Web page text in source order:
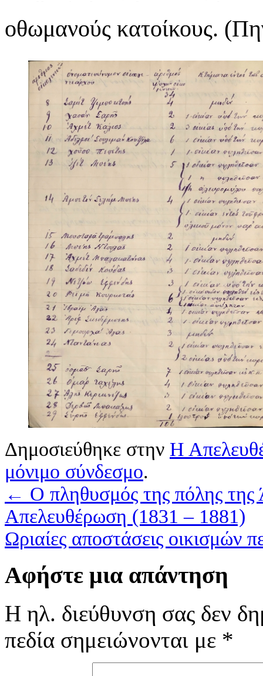
οθωμανούς κατοίκους.
Δημοσιεύθηκε στην Η
μόνιμο σύνδεσμο.
← O πληθυσμός της πόλης της
Απελευθέρωση (1831 – 1881)
Ωριαίες αποστάσεις οικισμών
Αφήστε μια απάντηση
Η ηλ. διεύθυνση σας δεν
πεδία σημειώνονται με *